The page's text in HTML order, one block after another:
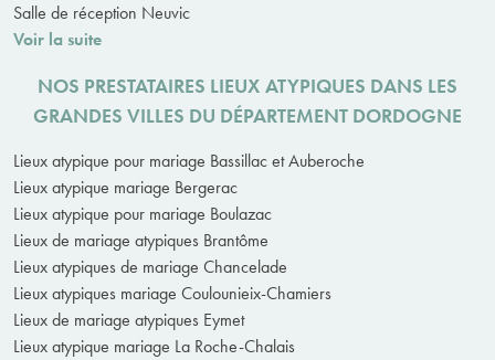
Salle de réception Neuvic
Voir la suite
NOS PRESTATAIRES LIEUX ATYPIQUES DANS LES
GRANDES VILLES DU DÉPARTEMENT DORDOGNE
Lieux atypique pour mariage Bassillac et Auberoche
Lieux atypique mariage Bergerac
Lieux atypique pour mariage Boulazac
Lieux de mariage atypiques Brantôme
Lieux atypiques de mariage Chancelade
Lieux atypiques mariage Coulounieix-Chamiers
Lieux de mariage atypiques Eymet
Lieux atypique mariage La Roche-Chalais